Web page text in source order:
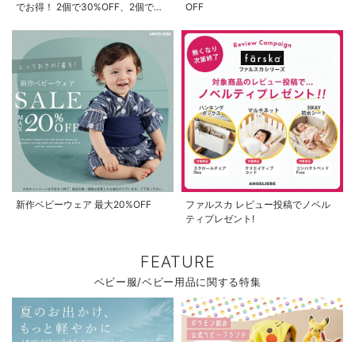
でお得！ 2個で30%OFF、2個で
OFF
新作ベビーウェア 最大20%OFF
ファルスカ レビュー投稿でノベル
ティプレゼント!
FEATURE
ベビー服/ベビー用品に関する特集